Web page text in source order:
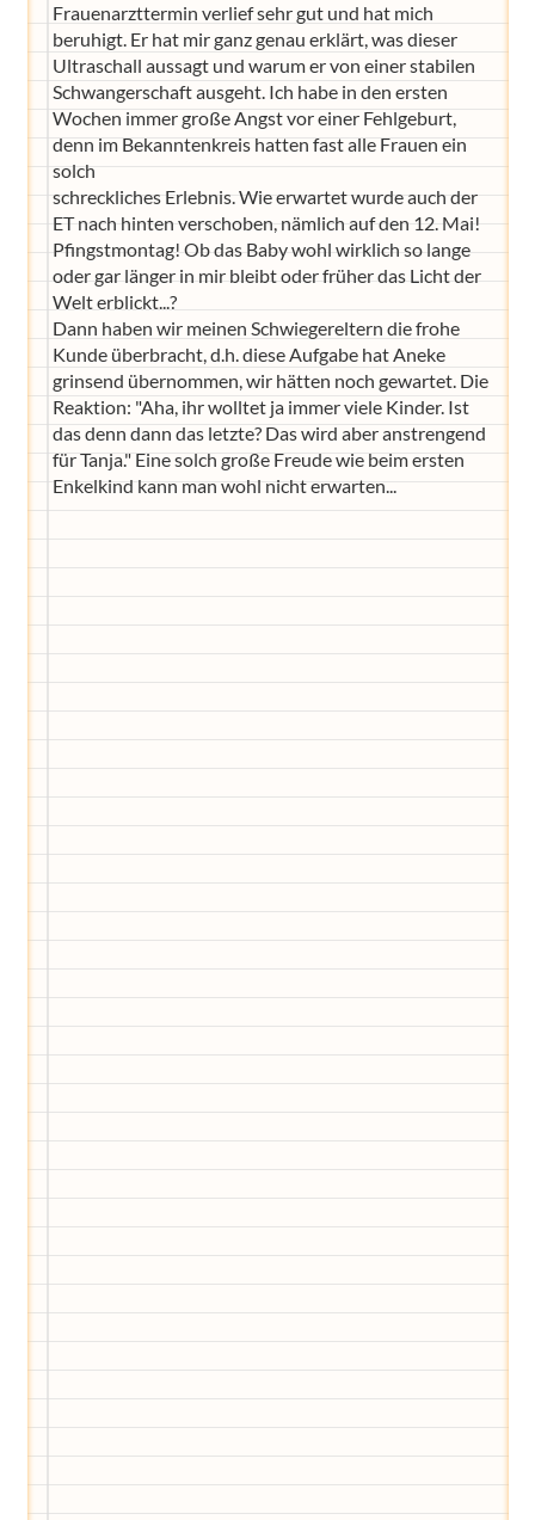
Frauenarzttermin verlief sehr gut und hat mich
beruhigt. Er hat mir ganz genau erklärt, was dieser
Ultraschall aussagt und warum er von einer stabilen
Schwangerschaft ausgeht. Ich habe in den ersten
Wochen immer große Angst vor einer Fehlgeburt,
denn im Bekanntenkreis hatten fast alle Frauen ein
solch
schreckliches Erlebnis. Wie erwartet wurde auch der
ET nach hinten verschoben, nämlich auf den 12. Mai!
Pfingstmontag! Ob das Baby wohl wirklich so lange
oder gar länger in mir bleibt oder früher das Licht der
Welt erblickt...?
Dann haben wir meinen Schwiegereltern die frohe
Kunde überbracht, d.h. diese Aufgabe hat Aneke
grinsend übernommen, wir hätten noch gewartet. Die
Reaktion: "Aha, ihr wolltet ja immer viele Kinder. Ist
das denn dann das letzte? Das wird aber anstrengend
für Tanja." Eine solch große Freude wie beim ersten
Enkelkind kann man wohl nicht erwarten...